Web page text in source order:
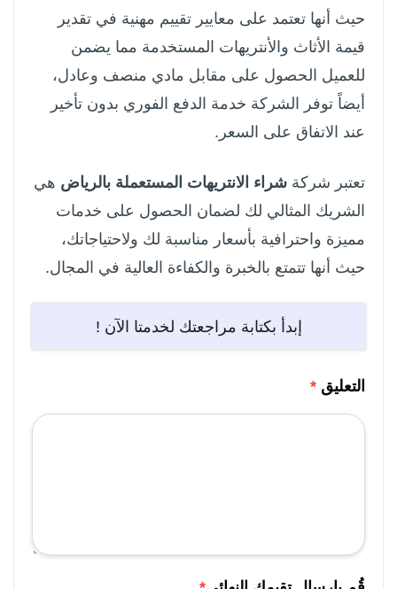
حيث أنها تعتمد على معايير تقييم مهنية في تقدير
قيمة الأثاث والأنتريهات المستخدمة مما يضمن
للعميل الحصول على مقابل مادي منصف وعادل،
أيضاً توفر الشركة خدمة الدفع الفوري بدون تأخير
عند الاتفاق على السعر.
تعتبر شركة شراء الانتريهات المستعملة بالرياض هي
الشريك المثالي لك لضمان الحصول على خدمات
مميزة واحترافية بأسعار مناسبة لك ولاحتياجاتك،
حيث أنها تتمتع بالخبرة والكفاءة العالية في المجال.
إبدأ بكتابة مراجعتك لخدمتا الآن !
التعليق *